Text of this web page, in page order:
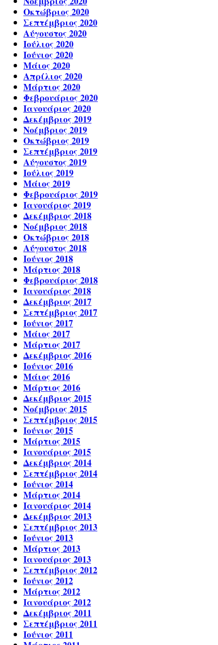
Οκτώβριος 2020
Σεπτέμβριος 2020
Αύγουστος 2020
Ιούλιος 2020
Ιούνιος 2020
Μάιος 2020
Απρίλιος 2020
Μάρτιος 2020
Φεβρουάριος 2020
Ιανουάριος 2020
Δεκέμβριος 2019
Νοέμβριος 2019
Οκτώβριος 2019
Σεπτέμβριος 2019
Αύγουστος 2019
Ιούλιος 2019
Μάιος 2019
Φεβρουάριος 2019
Ιανουάριος 2019
Δεκέμβριος 2018
Νοέμβριος 2018
Οκτώβριος 2018
Αύγουστος 2018
Ιούνιος 2018
Μάρτιος 2018
Φεβρουάριος 2018
Ιανουάριος 2018
Δεκέμβριος 2017
Σεπτέμβριος 2017
Ιούνιος 2017
Μάιος 2017
Μάρτιος 2017
Δεκέμβριος 2016
Ιούνιος 2016
Μάιος 2016
Μάρτιος 2016
Δεκέμβριος 2015
Νοέμβριος 2015
Σεπτέμβριος 2015
Ιούνιος 2015
Μάρτιος 2015
Ιανουάριος 2015
Δεκέμβριος 2014
Σεπτέμβριος 2014
Ιούνιος 2014
Μάρτιος 2014
Ιανουάριος 2014
Δεκέμβριος 2013
Σεπτέμβριος 2013
Ιούνιος 2013
Μάρτιος 2013
Ιανουάριος 2013
Σεπτέμβριος 2012
Ιούνιος 2012
Μάρτιος 2012
Ιανουάριος 2012
Δεκέμβριος 2011
Σεπτέμβριος 2011
Ιούνιος 2011